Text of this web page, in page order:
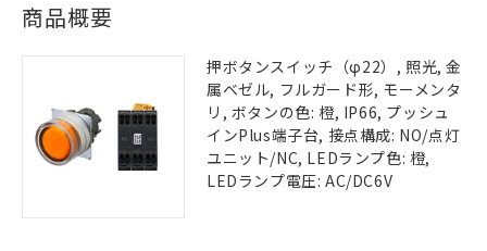
商品概要
押ボタンスイッチ（φ22）, 照光, 金
属ベゼル, フルガード形, モーメンタ
リ, ボタンの色: 橙, IP66, プッシュ
インPlus端子台, 接点構成: NO/点灯
ユニット/NC, LEDランプ色: 橙,
LEDランプ電圧: AC/DC6V